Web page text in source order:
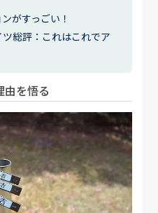
がすっごい！
総評：これはこれでア
由を悟る